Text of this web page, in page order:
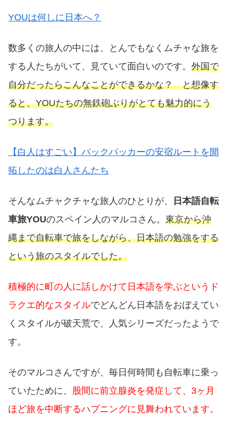
YOUは何しに日本へ？
数多くの旅人の中には、とんでもなくムチャな旅を
する人たちがいて、見ていて面白いのです。 外国で
自分だったらこんなことができるかな？ と想像す
ると、YOUたちの無鉄砲ぶりがとても魅力的にう
つります。
【白人はすごい】バックパッカーの安宿ルートを開
拓したのは白人さんたち
そんなムチャクチャな旅人のひとりが、
日本語自転
車旅YOUのスペイン人のマルコさん。 東京から沖
縄まで自転車で旅をしながら、日本語の勉強をする
という旅のスタイルでした。
積極的に町の人に話しかけて日本語を学ぶというド
ラクエ的なスタイルでどんどん日本語をおぼえてい
くスタイルが破天荒で、人気シリーズだったようで
す。
そのマルコさんですが、毎日何時間も自転車に乗っ
ていたために、 股間に前立腺炎を発症して、3ヶ月
ほど旅を中断するハプニングに見舞われています。